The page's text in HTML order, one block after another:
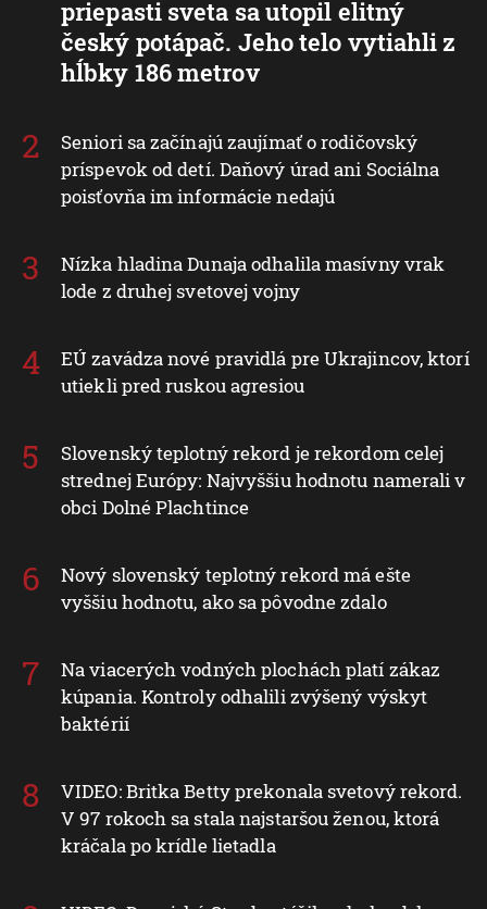
priepasti sveta sa utopil elitný
český potápač. Jeho telo vytiahli z
hĺbky 186 metrov
Seniori sa začínajú zaujímať o rodičovský
príspevok od detí. Daňový úrad ani Sociálna
poisťovňa im informácie nedajú
Nízka hladina Dunaja odhalila masívny vrak
lode z druhej svetovej vojny
EÚ zavádza nové pravidlá pre Ukrajincov, ktorí
utiekli pred ruskou agresiou
Slovenský teplotný rekord je rekordom celej
strednej Európy: Najvyššiu hodnotu namerali v
obci Dolné Plachtince
Nový slovenský teplotný rekord má ešte
vyššiu hodnotu, ako sa pôvodne zdalo
Na viacerých vodných plochách platí zákaz
kúpania. Kontroly odhalili zvýšený výskyt
baktérií
VIDEO: Britka Betty prekonala svetový rekord.
V 97 rokoch sa stala najstaršou ženou, ktorá
kráčala po krídle lietadla